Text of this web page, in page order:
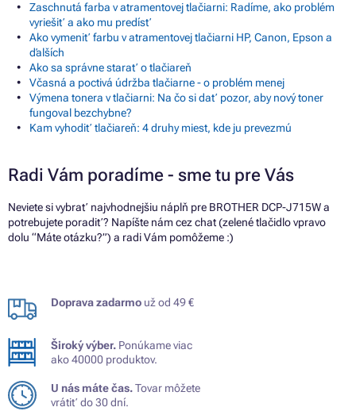
Zaschnutá farba v atramentovej tlačiarni: Radíme, ako problém
vyriešiť a ako mu predísť
Ako vymeniť farbu v atramentovej tlačiarni HP, Canon, Epson a
ďalších
Ako sa správne starať o tlačiareň
Včasná a poctivá údržba tlačiarne - o problém menej
Výmena tonera v tlačiarni: Na čo si dať pozor, aby nový toner
fungoval bezchybne?
Kam vyhodiť tlačiareň: 4 druhy miest, kde ju prevezmú
Radi Vám poradíme - sme tu pre Vás
Neviete si vybrať najvhodnejšiu náplň pre BROTHER DCP-J715W a
potrebujete poradiť? Napíšte nám cez chat (zelené tlačidlo vpravo
dolu “Máte otázku?”) a radi Vám pomôžeme :)
Doprava zadarmo už od 49 €
Široký výber. Ponúkame viac
ako 40000 produktov.
U nás máte čas.Tovar môžete
vrátiť do 30 dní.